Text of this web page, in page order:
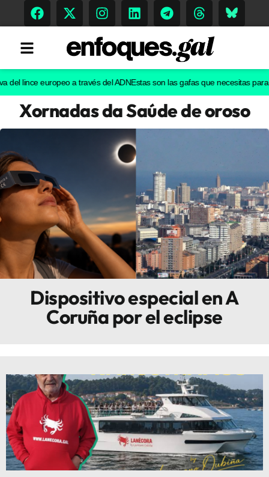
Gastronomía
Escenarios
Sostenibilidad
Innova
europeo a través del ADNEstas son las gafas que necesitas para ver
Xornadas da Saúde de oroso
Dispositivo especial en A
Coruña por el eclipse